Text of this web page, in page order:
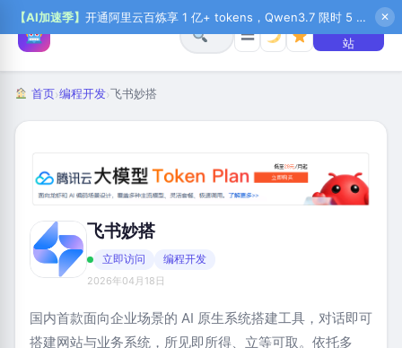
【AI加速季】 开通阿里云百炼享 1 亿+ tokens，Qwen3.7 限时 5 折起，秒悟新注送 1 万积分，加入 OPC 赢百万助力金，QoderWork CN 首月 0 元 ✕
☰
+ 提交网
站
首页›编程开发›飞书妙搭
飞书妙搭
立即访问 编程开发
2026年04月18日
国内首款面向企业场景的 AI 原生系统搭建工具，对话即可
搭建网站与业务系统，所见即所得、立等可取。依托多